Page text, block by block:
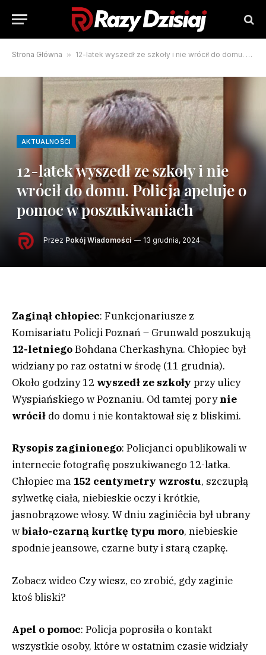
Strona Główna » 12-latek wyszedł ze szkoły i nie wrócił do domu. Policja apeluje o pomoc w poszukiwaniach
AKTUALNOŚCI
12-latek wyszedł ze szkoły i nie
wrócił do domu. Policja apeluje o
pomoc w poszukiwaniach
Przez Pokój Wiadomości 13 grudnia, 2024
Zaginął chłopiec: Funkcjonariusze z
Komisariatu Policji Poznań – Grunwald poszukują
12-letniegoBohdana Cherkashyna. Chłopiec był
widziany po raz ostatni w środę (11 grudnia).
Około godziny 12 wyszedł ze szkoły przy ulicy
Wyspiańskiego w Poznaniu. Od tamtej porynie
wrócił do domu i nie kontaktował się z bliskimi.
Rysopis zaginionego: Policjanci opublikowali w
internecie fotografię poszukiwanego 12-latka.
Chłopiec ma 152 centymetry wzrostu, szczupłą
sylwetkę ciała, niebieskie oczy i krótkie,
jasnobrązowe włosy. W dniu zaginiêcia był ubrany
wbiało-czarną kurtkę typu moro, niebieskie
spodnie jeansowe, czarne buty i starą czapkę.
Zobacz wideo Czy wiesz, co zrobić, gdy zaginie
ktoś bliski?
Apel o pomoc: Policja poprosiła o kontakt
wszystkie osoby, które w ostatnim czasie widziały